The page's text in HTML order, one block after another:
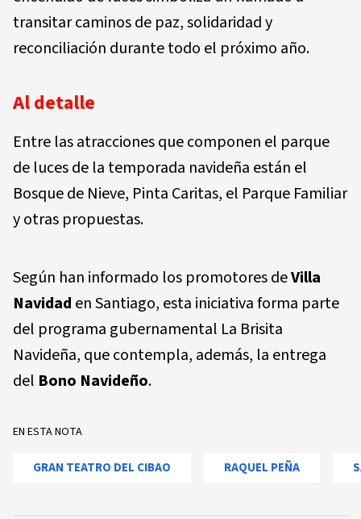
transitar caminos de paz, solidaridad y
reconciliación durante todo el próximo año.
Al detalle
Entre las atracciones que componen el parque
de luces de la temporada navideña están el
Bosque de Nieve, Pinta Caritas, el Parque Familiar
y otras propuestas.
Según han informado los promotores deVilla
Navidad en Santiago, esta iniciativa forma parte
del programa gubernamental La Brisita
Navideña, que contempla, además, la entrega
del Bono Navideño.
EN ESTA NOTA
GRAN TEATRO DEL CIBAO RAQUEL PEÑA